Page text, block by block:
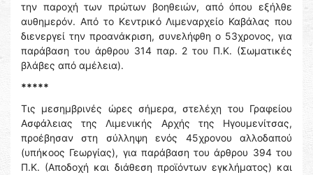
την παροχή των πρώτων βοηθειών, από όπου εξήλθε
αυθημερόν. Από το Κεντρικό Λιμεναρχείο Καβάλας που
διενεργεί την προανάκριση, συνελήφθη ο 53χρονος, για
παράβαση του άρθρου 314 παρ. 2 του Π.Κ. (Σωματικές
βλάβες από αμέλεια).
*****
Τις μεσημβρινές ώρες σήμερα, στελέχη του Γραφείου
Ασφάλειας της Λιμενικής Αρχής της Ηγουμενίτσας,
προέβησαν στη σύλληψη ενός 45χρονου αλλοδαπού
(υπήκοος Γεωργίας), για παράβαση του άρθρου 394 του
Π.Κ. (Αποδοχή και διάθεση προϊόντων εγκλήματος) και